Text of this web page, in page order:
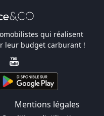
qui réalisent
leur budget carburant !
Mentions légales